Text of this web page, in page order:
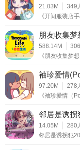
21.03M 349
《开间服装店
朋友收集
588.14M 306
《朋友收集梦
袖珍爱情
97.20M 278
《袖珍爱情（
邻居是诱拐
14.05M 280